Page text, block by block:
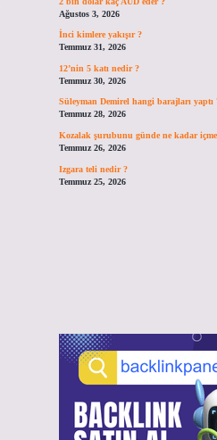
Ağustos 3, 2026
İnci kimlere yakışır ?
Temmuz 31, 2026
12’nin 5 katı nedir ?
Temmuz 30, 2026
Süleyman Demirel hangi barajları yaptı
Temmuz 28, 2026
Kozalak şurubunu günde ne kadar
Temmuz 26, 2026
Izgara teli nedir ?
Temmuz 25, 2026